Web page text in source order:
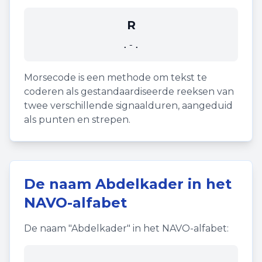
R
.-.
Morsecode is een methode om tekst te
coderen als gestandaardiseerde reeksen van
twee verschillende signaalduren, aangeduid
als punten en strepen.
De naam Abdelkader in het
NAVO-alfabet
De naam "Abdelkader" in het NAVO-alfabet: